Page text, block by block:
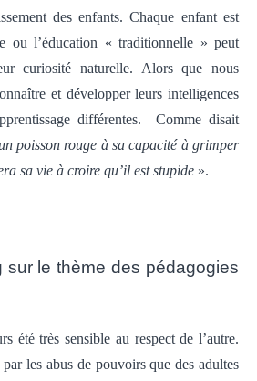
des enfants. Chaque enfant est
ou l’éducation « traditionnelle » peut
curiosité naturelle. Alors que nous
et développer leurs intelligences
différentes. Comme disait
poisson rouge à sa capacité à grimper
sa vie à croire qu’il est stupide ».
sur le thème des pédagogies
été très sensible au respect de l’autre.
les abus de pouvoirs que des adultes